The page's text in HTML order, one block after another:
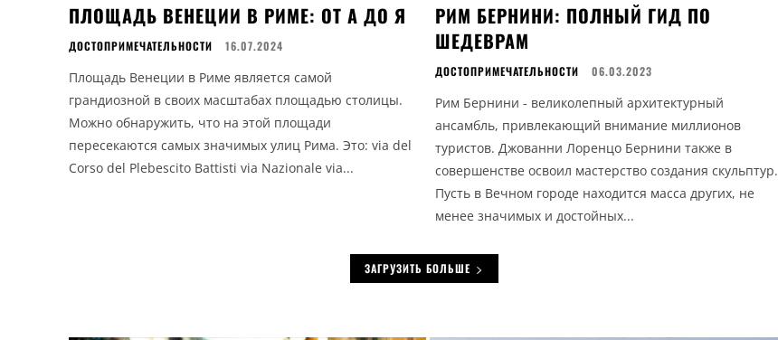
ПЛОЩАДЬ ВЕНЕЦИИ В РИМЕ: ОТ А ДО Я
ДОСТОПРИМЕЧАТЕЛЬНОСТИ 16.07.2024
Площадь Венеции в Риме является самой
грандиозной в своих масштабах площадью столицы.
Можно обнаружить, что на этой площади
пересекаются самых значимых улиц Рима. Это: via del
Corso del Plebescito Battisti via Nazionale via...
РИМ БЕРНИНИ: ПОЛНЫЙ ГИД ПО
ШЕДЕВРАМ
ДОСТОПРИМЕЧАТЕЛЬНОСТИ 06.03.2023
Рим Бернини - великолепный архитектурный
ансамбль, привлекающий внимание миллионов
туристов. Джованни Лоренцо Бернини также в
совершенстве освоил мастерство создания скульптур.
Пусть в Вечном городе находится масса других, не
менее значимых и достойных...
ЗАГРУЗИТЬ БОЛЬШЕ